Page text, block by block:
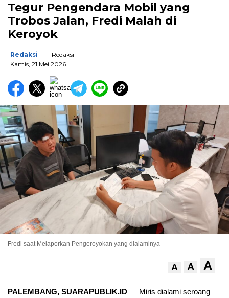
Tegur Pengendara Mobil yang
Trobos Jalan, Fredi Malah di
Keroyok
Redaksi
- Redaksi
Kamis, 21 Mei 2026
Fredi saat Melaporkan Pengeroyokan yang dialaminya
A A A
PALEMBANG, SUARAPUBLIK.ID — Miris dialami seroang